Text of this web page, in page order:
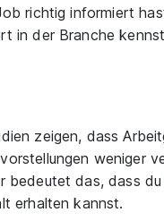
richtig informiert
in der Branche
zeigen, dass
weniger
bedeutet das, dass
erhalten kannst.